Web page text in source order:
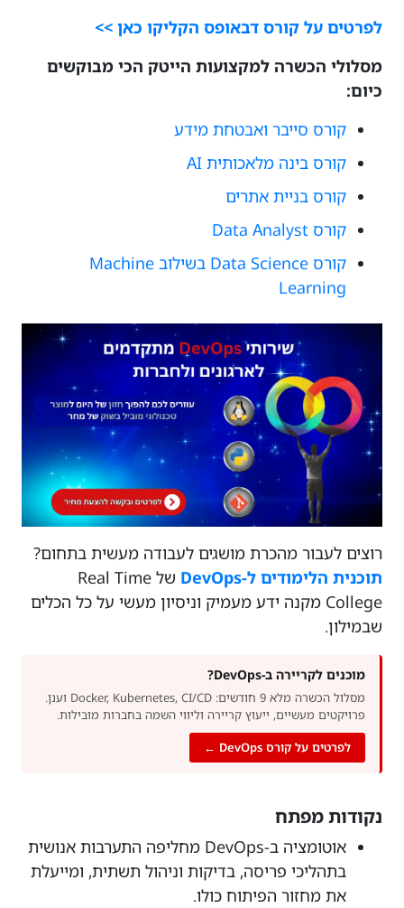
לפרטים על קורס דבאופס הקליקו כאן >>
מסלולי הכשרה למקצועות הייטק הכי מבוקשים
כיום:
קורס סייבר ואבטחת מידע
קורס בינה מלאכותית AI
קורס בניית אתרים
קורס Data Analyst
קורס Data Science בשילוב Machine
Learning
רוצים לעבור מהכרת מושגים לעבודה מעשית בתחום?
תוכנית הלימודים ל-DevOps
של Real Time
College מקנה ידע מעמיק וניסיון מעשי על כל הכלים
שבמילון.
מוכנים לקריירה ב-DevOps?
מסלול הכשרה מלא 9 חודשים: Docker, Kubernetes, CI/CD וענן.
פרויקטים מעשיים, ייעוץ קריירה וליווי השמה בחברות מובילות.
לפרטים על קורס DevOps ←
נקודות מפתח
אוטומציה ב-DevOps מחליפה התערבות אנושית
בתהליכי פריסה, בדיקות וניהול תשתית, ומייעלת
את מחזור הפיתוח כולו.